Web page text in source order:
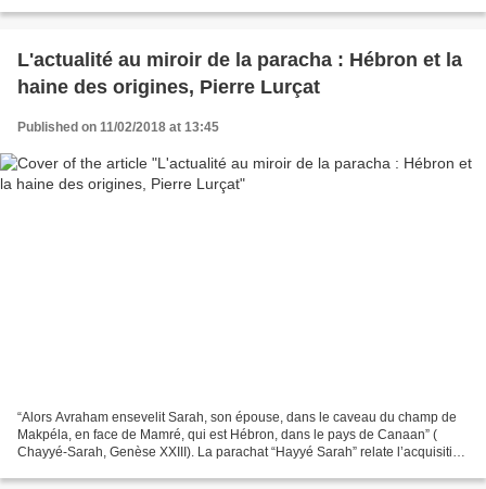
L'actualité au miroir de la paracha : Hébron et la
haine des origines, Pierre Lurçat
Published on 11/02/2018 at 13:45
“Alors Avraham ensevelit Sarah, son épouse, dans le caveau du champ de
Makpéla, en face de Mamré, qui est Hébron, dans le pays de Canaan” (
Chayyé-Sarah, Genèse XXIII). La parachat “Hayyé Sarah” relate l’acquisition